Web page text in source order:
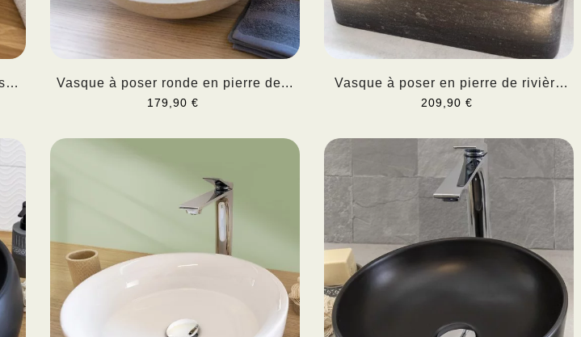
Vasque à poser ronde en pierre de...
179,90 €
Vasque à poser en pierre de rivière
KONY
209,90 €